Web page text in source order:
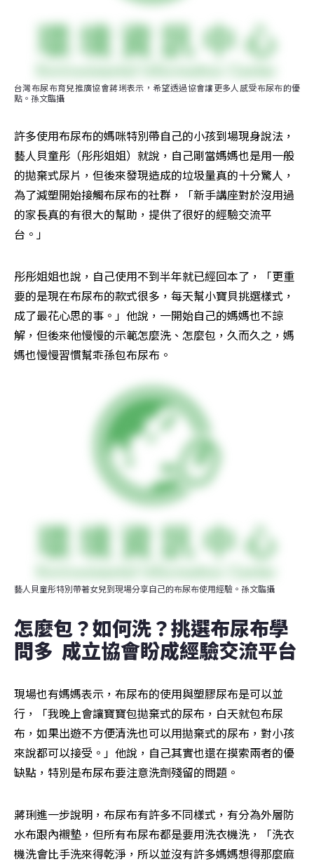
台灣布尿布育兒推廣協會蔣琍表示，希望透過協會讓更多人感受布尿布的優
點。孫文臨攝
許多使用布尿布的媽咪特別帶自己的小孩到場現身說法，
藝人貝童彤（彤彤姐姐）就說，自己剛當媽媽也是用一般
的拋棄式尿片，但後來發現造成的垃圾量真的十分驚人，
為了減塑開始接觸布尿布的社群，「新手講座對於沒用過
的家長真的有很大的幫助，提供了很好的經驗交流平
台。」
彤彤姐姐也說，自己使用不到半年就已經回本了，「更重
要的是現在布尿布的款式很多，每天幫小寶貝挑選樣式，
成了最花心思的事。」他說，一開始自己的媽媽也不諒
解，但後來他慢慢的示範怎麼洗、怎麼包，久而久之，媽
媽也慢慢習慣幫乖孫包布尿布。
藝人貝童彤特別帶著女兒到現場分享自己的布尿布使用經驗。孫文臨攝
怎麼包？如何洗？挑選布尿布學
問多  成立協會盼成經驗交流平台
現場也有媽媽表示，布尿布的使用與塑膠尿布是可以並
行，「我晚上會讓寶寶包拋棄式的尿布，白天就包布尿
布，如果出遊不方便清洗也可以用拋棄式的尿布，對小孩
來說都可以接受。」他說，自己其實也還在摸索兩者的優
缺點，特別是布尿布要注意洗劑殘留的問題。
蔣琍進一步說明，布尿布有許多不同樣式，有分為外層防
水布跟內襯墊，但所有布尿布都是要用洗衣機洗，「洗衣
機洗會比手洗來得乾淨，所以並沒有許多媽媽想得那麼麻